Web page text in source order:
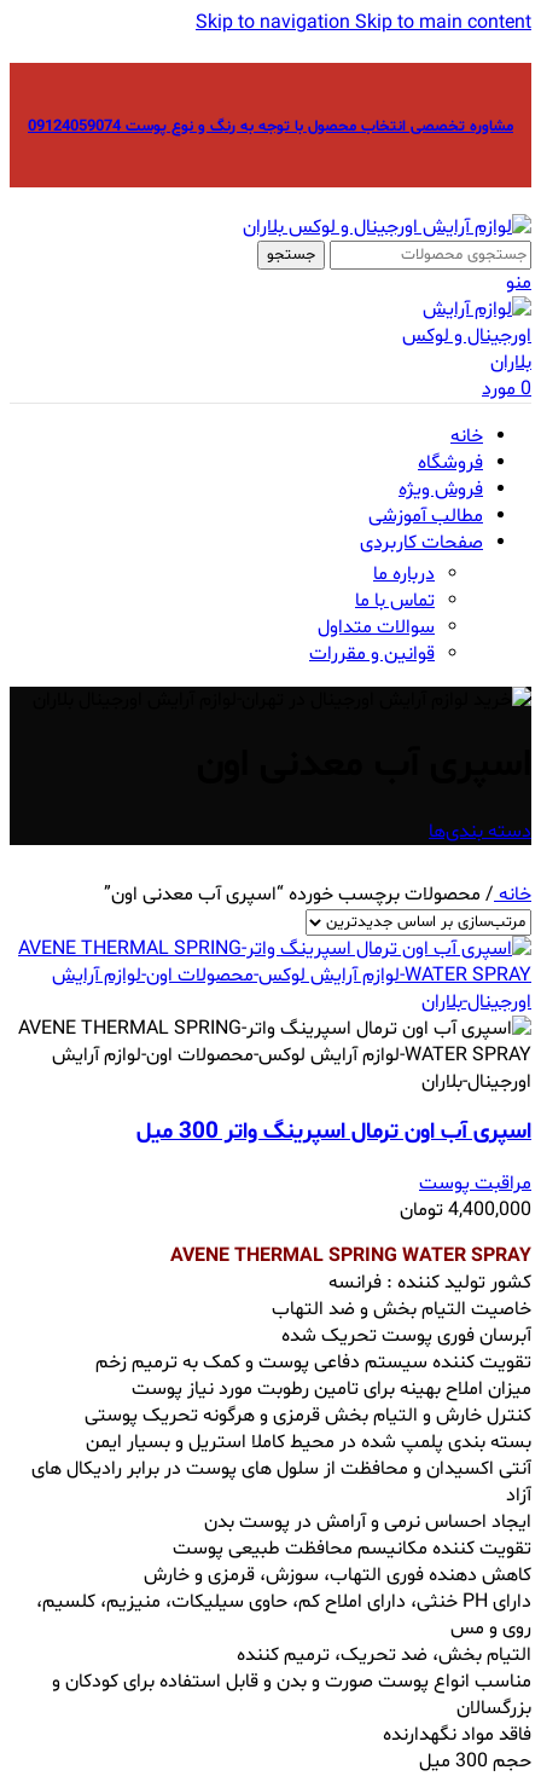
Skip to navigationSkip to main content
مشاوره تخصصی انتخاب محصول با توجه به رنگ و نوع پوست 09124059074
جستجو
منو
0مورد
خانه
فروشگاه
فروش ویژه
مطالب آموزشی
صفحات کاربردی
درباره ما
تماس با ما
سوالات متداول
قوانین و مقررات
دسته بندی‌ها
خانه/ محصولات برچسب خورده “اسپری آب معدنی اون”
اسپری آب اون ترمال اسپرینگ واتر 300 میل
مراقبت پوست
4,400,000تومان
AVENE THERMAL SPRING WATER SPRAY
کشور تولید کننده : فرانسه
خاصیت التیام بخش و ضد التهاب
آبرسان فوری پوست تحریک شده
تقویت کننده سیستم دفاعی پوست و کمک به ترمیم زخم
میزان املاح بهینه برای تامین رطوبت مورد نیاز پوست
کنترل خارش و التیام بخش قرمزی و هرگونه تحریک پوستی
بسته بندی پلمپ شده در محیط کاملا استریل و بسیار ایمن
آنتی اکسیدان و محافظت از سلول های پوست در برابر رادیکال های
آزاد
ایجاد احساس نرمی و آرامش در پوست بدن
تقویت کننده مکانیسم محافظت طبیعی پوست
کاهش دهنده فوری التهاب، سوزش، قرمزی و خارش
دارای PH خنثی، دارای املاح کم، حاوی سیلیکات، منیزیم، کلسیم،
روی و مس
التیام بخش، ضد تحریک، ترمیم کننده
مناسب انواع پوست صورت و بدن و قابل استفاده برای کودکان و
بزرگسالان
فاقد مواد نگهدارنده
حجم 300 میل